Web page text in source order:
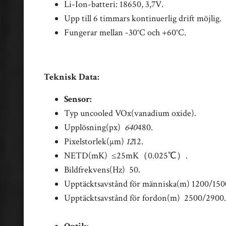
Li-Ion-batteri: 18650, 3,7V.
Upp till 6 timmars kontinuerlig drift möjlig.
Fungerar mellan -30°C och +60°C.
Teknisk Data:
Sensor:
Typ uncooled VOx(vanadium oxide).
Upplösning(px) 640480.
Pixelstorlek(µm) 1212.
NETD(mK) ≤25mK（0.025℃）.
Bildfrekvens(Hz) 50.
Upptäcktsavstånd för människa(m) 1200/
Upptäcktsavstånd för fordon(m) 2500/2900.